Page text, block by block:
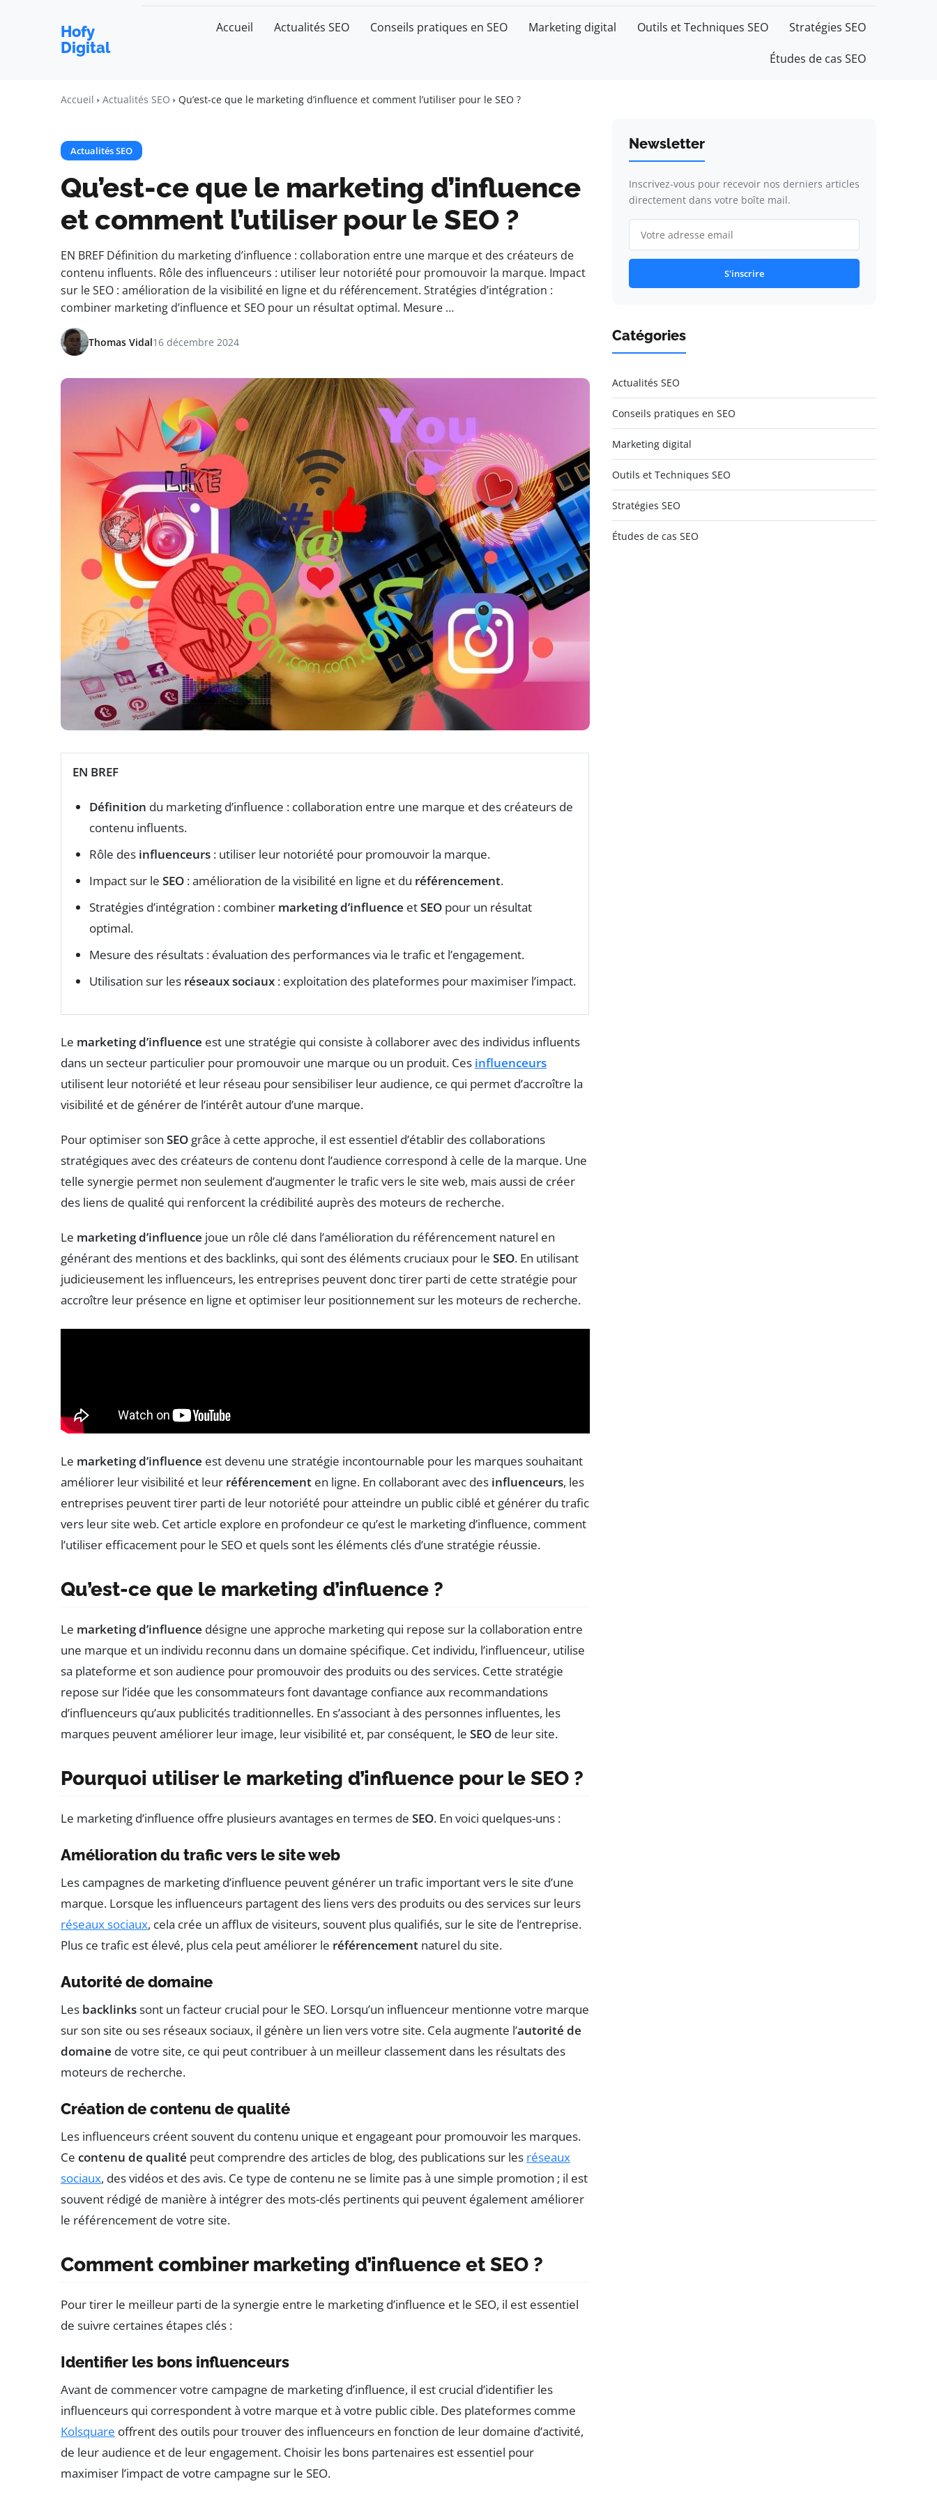
Hofy
Digital
Accueil Actualités SEO Conseils pratiques en SEO Marketing digital Outils et Techniques SEO Stratégies SEO
Études de cas SEO
Accueil Actualités SEO Qu’est-ce que le marketing d’influence et comment l’utiliser pour le SEO ?
Actualités SEO
Qu’est-ce que le marketing d’influence
et comment l’utiliser pour le SEO ?
EN BREF Définition du marketing d’influence : collaboration entre une marque et des créateurs de
contenu influents. Rôle des influenceurs : utiliser leur notoriété pour promouvoir la marque. Impact
sur le SEO : amélioration de la visibilité en ligne et du référencement. Stratégies d’intégration :
combiner marketing d’influence et SEO pour un résultat optimal. Mesure …
Thomas Vidal16 décembre 2024
EN BREF
Définition du marketing d’influence : collaboration entre une marque et des créateurs de
contenu influents.
Rôle des influenceurs : utiliser leur notoriété pour promouvoir la marque.
Impact sur le SEO : amélioration de la visibilité en ligne et du référencement.
Stratégies d’intégration : combiner marketing d’influence etSEO pour un résultat
optimal.
Mesure des résultats : évaluation des performances via le trafic et l’engagement.
Utilisation sur les réseaux sociaux : exploitation des plateformes pour maximiser l’impact.
Le marketing d’influence est une stratégie qui consiste à collaborer avec des individus influents
dans un secteur particulier pour promouvoir une marque ou un produit. Ces influenceurs
utilisent leur notoriété et leur réseau pour sensibiliser leur audience, ce qui permet d’accroître la
visibilité et de générer de l’intérêt autour d’une marque.
Pour optimiser son SEO grâce à cette approche, il est essentiel d’établir des collaborations
stratégiques avec des créateurs de contenu dont l’audience correspond à celle de la marque. Une
telle synergie permet non seulement d’augmenter le trafic vers le site web, mais aussi de créer
des liens de qualité qui renforcent la crédibilité auprès des moteurs de recherche.
Le marketing d’influence joue un rôle clé dans l’amélioration du référencement naturel en
générant des mentions et des backlinks, qui sont des éléments cruciaux pour le SEO. En utilisant
judicieusement les influenceurs, les entreprises peuvent donc tirer parti de cette stratégie pour
accroître leur présence en ligne et optimiser leur positionnement sur les moteurs de recherche.
Le marketing d’influence est devenu une stratégie incontournable pour les marques souhaitant
améliorer leur visibilité et leur référencement en ligne. En collaborant avec des influenceurs, les
entreprises peuvent tirer parti de leur notoriété pour atteindre un public ciblé et générer du trafic
vers leur site web. Cet article explore en profondeur ce qu’est le marketing d’influence, comment
l’utiliser efficacement pour le SEO et quels sont les éléments clés d’une stratégie réussie.
Qu’est-ce que le marketing d’influence ?
Le marketing d’influence désigne une approche marketing qui repose sur la collaboration entre
une marque et un individu reconnu dans un domaine spécifique. Cet individu, l’influenceur, utilise
sa plateforme et son audience pour promouvoir des produits ou des services. Cette stratégie
repose sur l’idée que les consommateurs font davantage confiance aux recommandations
d’influenceurs qu’aux publicités traditionnelles. En s’associant à des personnes influentes, les
marques peuvent améliorer leur image, leur visibilité et, par conséquent, le SEO de leur site.
Pourquoi utiliser le marketing d’influence pour le SEO ?
Le marketing d’influence offre plusieurs avantages en termes de SEO. En voici quelques-uns :
Amélioration du trafic vers le site web
Les campagnes de marketing d’influence peuvent générer un trafic important vers le site d’une
marque. Lorsque les influenceurs partagent des liens vers des produits ou des services sur leurs
réseaux sociaux, cela crée un afflux de visiteurs, souvent plus qualifiés, sur le site de l’entreprise.
Plus ce trafic est élevé, plus cela peut améliorer le référencement naturel du site.
Autorité de domaine
Les backlinkssont un facteur crucial pour le SEO. Lorsqu’un influenceur mentionne votre marque
sur son site ou ses réseaux sociaux, il génère un lien vers votre site. Cela augmente l’autorité de
domaine de votre site, ce qui peut contribuer à un meilleur classement dans les résultats des
moteurs de recherche.
Création de contenu de qualité
Les influenceurs créent souvent du contenu unique et engageant pour promouvoir les marques.
Ce contenu de qualité peut comprendre des articles de blog, des publications sur les réseaux
sociaux, des vidéos et des avis. Ce type de contenu ne se limite pas à une simple promotion ; il est
souvent rédigé de manière à intégrer des mots-clés pertinents qui peuvent également améliorer
le référencement de votre site.
Comment combiner marketing d’influence et SEO ?
Pour tirer le meilleur parti de la synergie entre le marketing d’influence et le SEO, il est essentiel
de suivre certaines étapes clés :
Identifier les bons influenceurs
Avant de commencer votre campagne de marketing d’influence, il est crucial d’identifier les
influenceurs qui correspondent à votre marque et à votre public cible. Des plateformes comme
Kolsquare offrent des outils pour trouver des influenceurs en fonction de leur domaine d’activité,
de leur audience et de leur engagement. Choisir les bons partenaires est essentiel pour
maximiser l’impact de votre campagne sur le SEO.
Newsletter
Inscrivez-vous pour recevoir nos derniers articles
directement dans votre boîte mail.
S'inscrire
Catégories
Actualités SEO
Conseils pratiques en SEO
Marketing digital
Outils et Techniques SEO
Stratégies SEO
Études de cas SEO